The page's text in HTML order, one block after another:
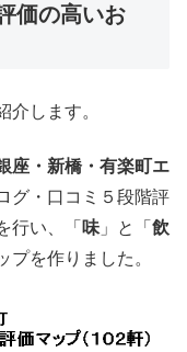
価の高いお
介します。
座・新橋・有楽町エ
グ・口コミ５段階評
行い、「 味 」と「 飲
プを作りました。